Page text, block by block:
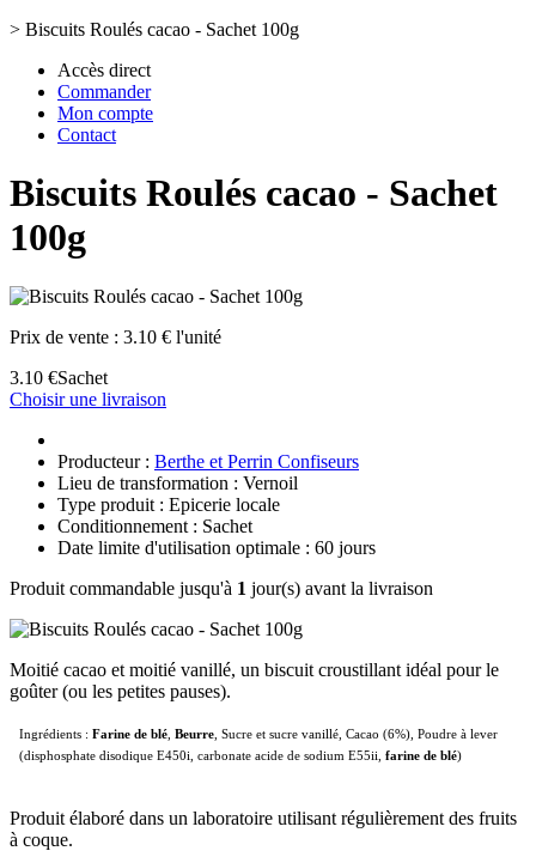
> Biscuits Roulés cacao - Sachet 100g
Accès direct
Commander
Mon compte
Contact
Biscuits Roulés cacao - Sachet
100g
Prix de vente : 3.10 € l'unité
3.10 €Sachet
Choisir une livraison
Producteur : Berthe et Perrin Confiseurs
Lieu de transformation : Vernoil
Type produit : Epicerie locale
Conditionnement : Sachet
Date limite d'utilisation optimale : 60 jours
Produit commandable jusqu'à 1 jour(s) avant la livraison
Moitié cacao et moitié vanillé, un biscuit croustillant idéal pour le
goûter (ou les petites pauses).
Ingrédients : Farine de blé, Beurre, Sucre et sucre vanillé, Cacao (6%), Poudre à lever
(disphosphate disodique E450i, carbonate acide de sodium E55ii, farine de blé)
Produit élaboré dans un laboratoire utilisant régulièrement des fruits
à coque.